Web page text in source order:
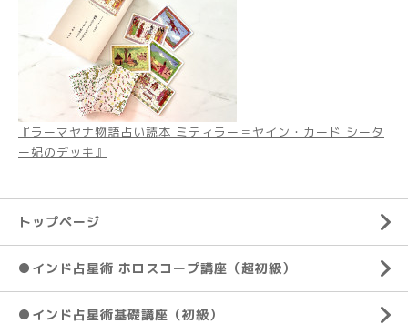
『ラーマヤナ物語占い読本 ミティラー＝ヤイン・カード シータ
ー妃のデッキ』
トップページ
●インド占星術 ホロスコープ講座（超初級）
●インド占星術基礎講座（初級）